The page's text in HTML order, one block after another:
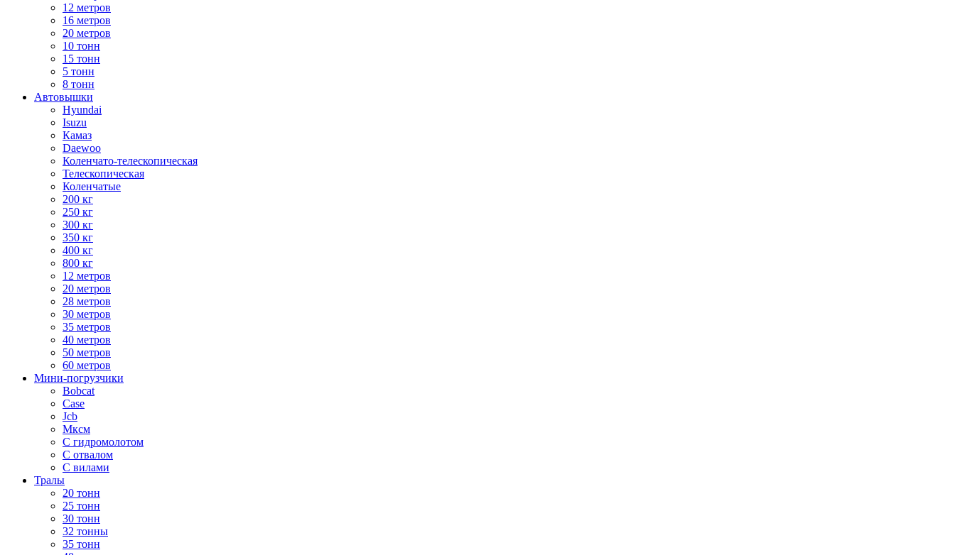
12 метров
16 метров
20 метров
10 тонн
15 тонн
5 тонн
8 тонн
Автовышки
Hyundai
Isuzu
Камаз
Daewoo
Коленчато-телескопическая
Телескопическая
Коленчатые
200 кг
250 кг
300 кг
350 кг
400 кг
800 кг
12 метров
20 метров
28 метров
30 метров
35 метров
40 метров
50 метров
60 метров
Мини-погрузчики
Bobcat
Case
Jcb
Мксм
С гидромолотом
С отвалом
С вилами
Тралы
20 тонн
25 тонн
30 тонн
32 тонны
35 тонн